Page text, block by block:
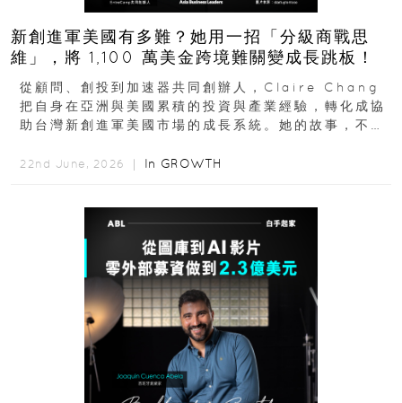
新創進軍美國有多難？她用一招「分級商戰思
維」，將 1,100 萬美金跨境難關變成長跳板！
從顧問、創投到加速器共同創辦人，Claire Chang
把自身在亞洲與美國累積的投資與產業經驗，轉化成協
助台灣新創進軍美國市場的成長系統。她的故事，不只
22nd June, 2026 ｜ In GROWTH